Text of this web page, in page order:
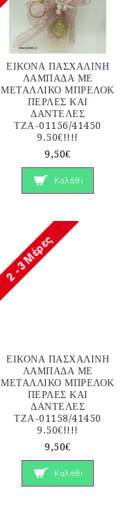
ΕΙΚΟΝΑ ΠΑΣΧΑΛΙΝΗ
ΛΑΜΠΑΔΑ ΜΕ
ΜΕΤΑΛΛΙΚΟ ΜΠΡΕΛΟΚ
ΠΕΡΛΕΣ ΚΑΙ
ΔΑΝΤΕΛΕΣ
ΤΖΑ-01156/41450
9.50€!!!!
9,50€
Καλάθι
ΕΙΚΟΝΑ ΠΑΣΧΑΛΙΝΗ
ΛΑΜΠΑΔΑ ΜΕ
ΜΕΤΑΛΛΙΚΟ ΜΠΡΕΛΟΚ
ΠΕΡΛΕΣ ΚΑΙ
ΔΑΝΤΕΛΕΣ
ΤΖΑ-01158/41450
9.50€!!!!
9,50€
Καλάθι